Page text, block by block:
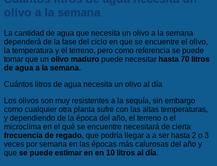
olivo a la semana
La cantidad de agua que necesita un olivo a la semana
dependerá de la fase del ciclo en que se encuentre el olivo,
la temperatura y el terreno, pero como referencia se puede
tomar que un olivo maduro puede necesitar hasta 70 litros
de agua a la semana.
Cuántos litros de agua necesita un olivo al día
Los olivos son muy resistentes a la sequía, sin embargo
como cualquier otra planta sufre con las altas temperaturas,
y dependiendo de la época del año, el terreno o el
microclima en el qué se encuentre necesitará de cierta
frecuencia de regado, que podría llegar a a ser hasta 2 o 3
veces por semana en las épocas más calurosas del año y
que se puede estimar en en 10 litros al día.